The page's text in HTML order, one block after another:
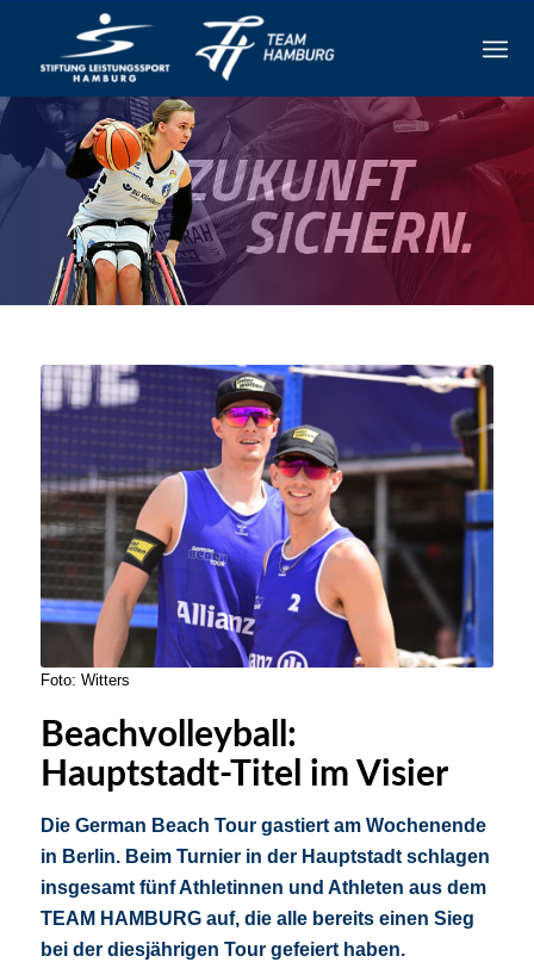
Foto: Witters
Beachvolleyball:
Hauptstadt-Titel im Visier
Die German Beach Tour gastiert am Wochenende
in Berlin. Beim Turnier in der Hauptstadt schlagen
insgesamt fünf Athletinnen und Athleten aus dem
TEAM HAMBURG auf, die alle bereits einen Sieg
bei der diesjährigen Tour gefeiert haben.